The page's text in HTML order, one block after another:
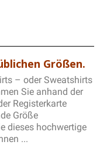
Größen.
– oder Sweatshirts
Sie anhand der
Registerkarte
Größe
dieses hochwertige
...